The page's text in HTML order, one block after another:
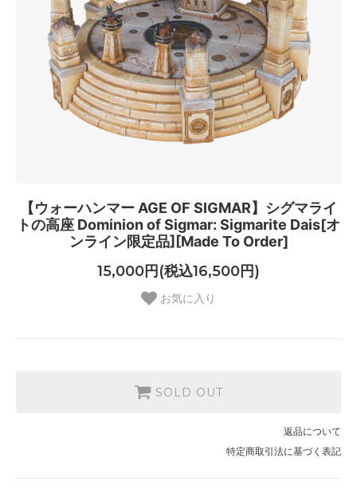
【ウォーハンマー AGE OF SIGMAR】シグマライ
トの高座 Dominion of Sigmar: Sigmarite Dais[オ
ンライン限定品][Made To Order]
15,000円(税込16,500円)
お気に入り
SOLD OUT
返品について
特定商取引法に基づく表記